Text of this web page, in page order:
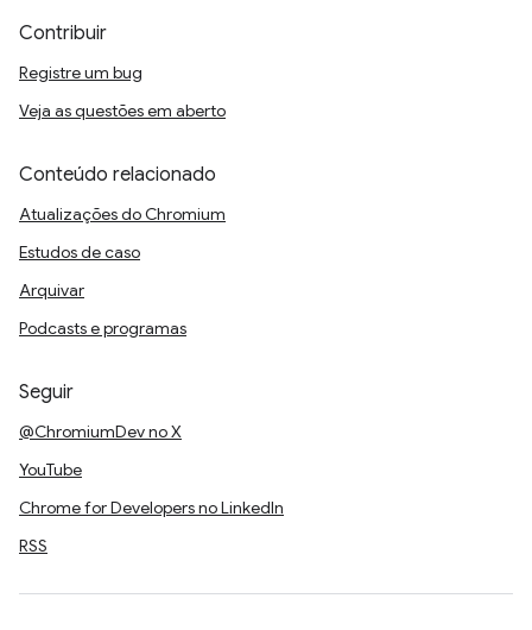
Contribuir
Registre um bug
Veja as questões em aberto
Conteúdo relacionado
Atualizações do Chromium
Estudos de caso
Arquivar
Podcasts e programas
Seguir
@ChromiumDev no X
YouTube
Chrome for Developers no LinkedIn
RSS